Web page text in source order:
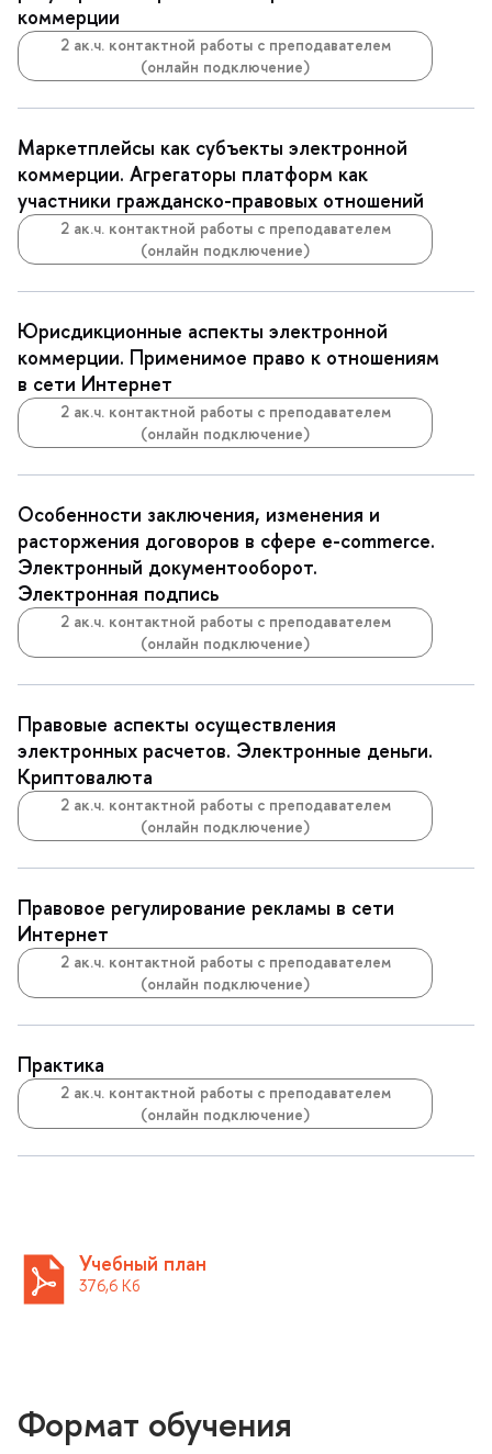
коммерции
2 ак.ч. контактной работы с преподавателем
(онлайн подключение)
Маркетплейсы как субъекты электронной
коммерции. Агрегаторы платформ как
участники гражданско-правовых отношений
2 ак.ч. контактной работы с преподавателем
(онлайн подключение)
Юрисдикционные аспекты электронной
коммерции. Применимое право к отношениям
сети Интернет
2 ак.ч. контактной работы с преподавателем
(онлайн подключение)
Особенности заключения, изменения и
расторжения договоров в сфере e-commerce.
Электронный документооборот.
Электронная подпись
2 ак.ч. контактной работы с преподавателем
(онлайн подключение)
Правовые аспекты осуществления
электронных расчетов. Электронные деньги.
Криптовалюта
2 ак.ч. контактной работы с преподавателем
(онлайн подключение)
Правовое регулирование рекламы в сети
Интернет
2 ак.ч. контактной работы с преподавателем
(онлайн подключение)
Практика
2 ак.ч. контактной работы с преподавателем
(онлайн подключение)
Учебный план
376,6 К
Формат обучения